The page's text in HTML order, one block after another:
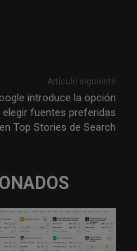
Artículo siguiente
introduce la opción
elegir fuentes preferidas
en Top Stories de Search